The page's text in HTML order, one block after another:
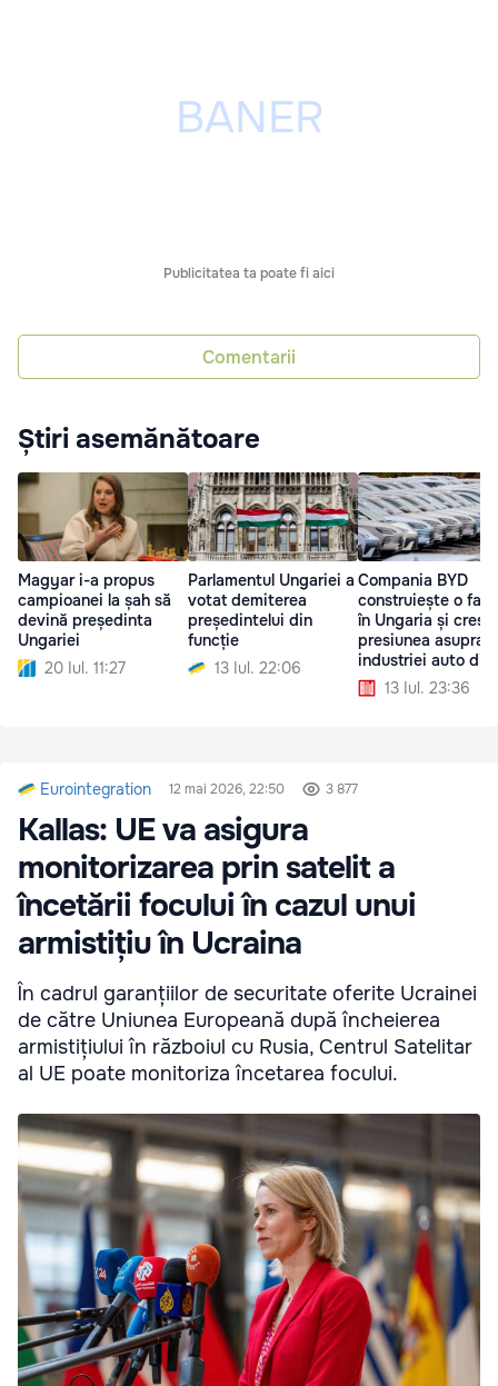
Publicitatea ta poate fi aici
Comentarii
Știri asemănătoare
Magyar i-a propus
campioanei la șah să
devină președinta
Ungariei
20 Iul. 11:27
Parlamentul Ungariei a
votat demiterea
președintelui din
funcție
13 Iul. 22:06
Compania BYD
construiește o
în Ungaria și
presiunea asupra
industriei auto din
Germania
13 Iul. 23:36
Eurointegration 12 mai 2026, 22:50 3 877
Kallas: UE va asigura
monitorizarea prin satelit a
încetării focului în cazul unui
armistițiu în Ucraina
În cadrul garanțiilor de securitate oferite Ucrainei
de către Uniunea Europeană după încheierea
armistițiului în războiul cu Rusia, Centrul Satelitar
al UE poate monitoriza încetarea focului.